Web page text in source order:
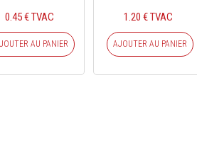
0.45 € TVAC
AU PANIER
1.20 € TVAC
AJOUTER AU PANIER